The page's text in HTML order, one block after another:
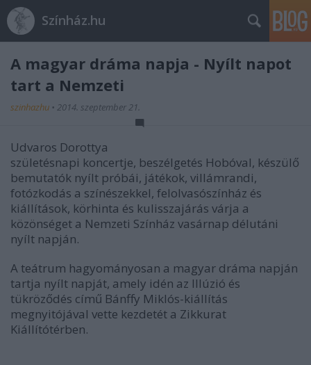
Színház.hu
A magyar dráma napja - Nyílt napot
tart a Nemzeti
szinhazhu • 2014. szeptember 21.
Udvaros Dorottya
születésnapi koncertje, beszélgetés Hobóval, készülő
bemutatók nyílt próbái, játékok, villámrandi,
fotózkodás a színészekkel, felolvasószínház és
kiállítások, körhinta és kulisszajárás várja a
közönséget a Nemzeti Színház vasárnap délutáni
nyílt napján.
A teátrum hagyományosan a magyar dráma napján
tartja nyílt napját, amely idén az Illúzió és
tükröződés című Bánffy Miklós-kiállítás
megnyitójával vette kezdetét a Zikkurat
Kiállítótérben.